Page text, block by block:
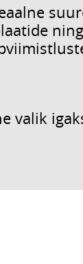
valik